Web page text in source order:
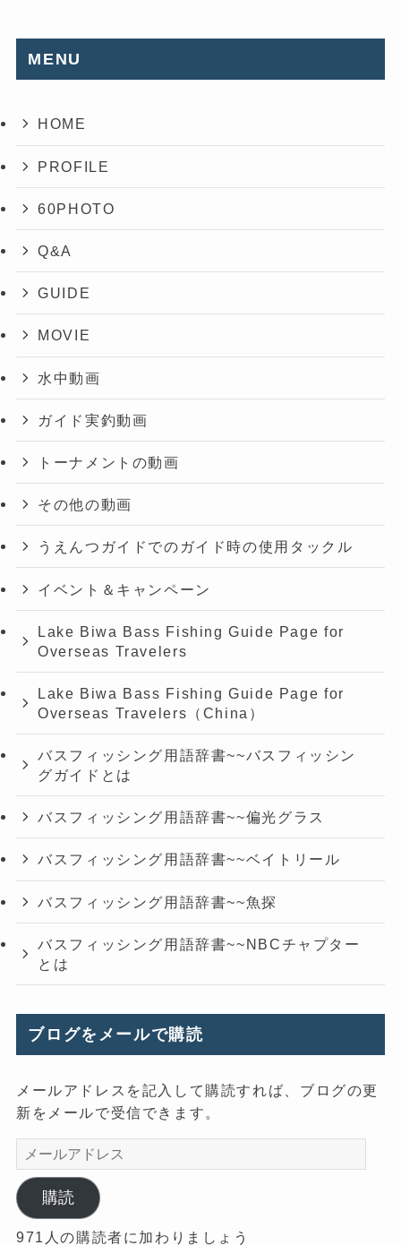
MENU
HOME
PROFILE
60PHOTO
Q&A
GUIDE
MOVIE
水中動画
ガイド実釣動画
トーナメントの動画
その他の動画
うえんつガイドでのガイド時の使用タックル
イベント＆キャンペーン
Lake Biwa Bass Fishing Guide Page for
Overseas Travelers
Lake Biwa Bass Fishing Guide Page for
Overseas Travelers（China）
バスフィッシング用語辞書~~バスフィッシン
グガイドとは
バスフィッシング用語辞書~~偏光グラス
バスフィッシング用語辞書~~ベイトリール
バスフィッシング用語辞書~~魚探
バスフィッシング用語辞書~~NBCチャプター
とは
ブログをメールで購読
メールアドレスを記入して購読すれば、ブログの更
新をメールで受信できます。
メ
ー
ル
ア
ド
購読
971人の購読者に加わりましょう